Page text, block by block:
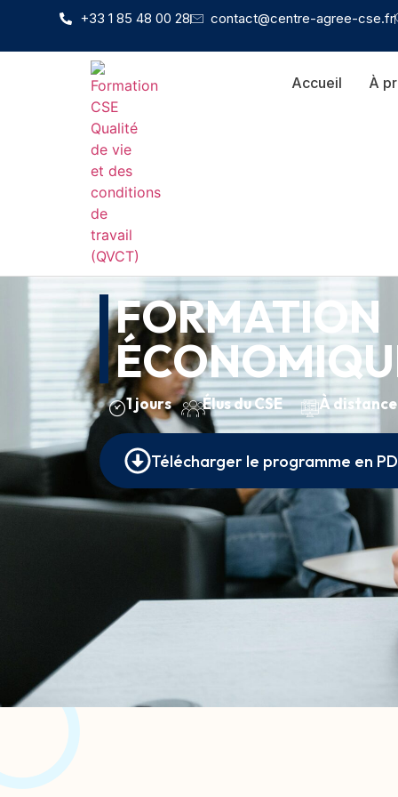
+33 1 85 48 00 28 contact@centre-agree-cse.fr
Accueil À
FORMATION
1 jours Élus du CSE À distance
Télécharger le programme en